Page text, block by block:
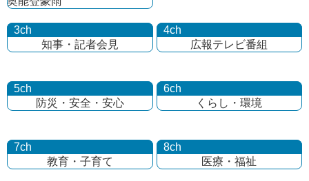
3ch
知事・記者会見
4ch
広報テレビ番組
5ch
防災・安全・安心
6ch
くらし・環境
7ch
教育・子育て
8ch
医療・福祉